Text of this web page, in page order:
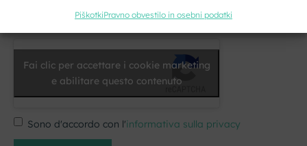
PiškotkiPravno obvestilo in osebni podatki
Fai clic per accettare i cookie marketing
e abilitare questo contenuto
Sono d'accordo con l'informativa sulla privacy